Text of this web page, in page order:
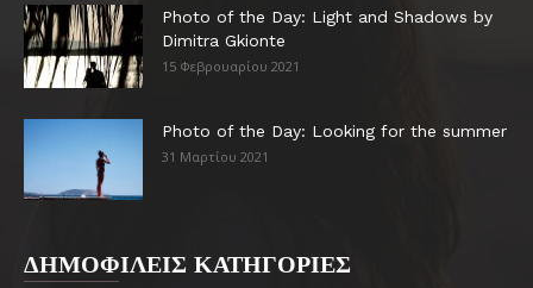
Photo of the Day: Light and Shadows by
Dimitra Gkionte
15 Φεβρουαρίου 2021
Photo of the Day: Looking for the summer
31 Μαρτίου 2021
ΔΗΜΟΦΙΛΕΙΣ ΚΑΤΗΓΟΡΙΕΣ